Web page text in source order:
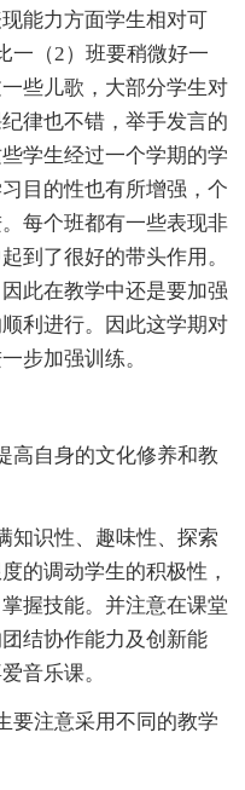
能力方面学生相对可
一（2）班要稍微好一
些儿歌，大部分学生对
律也不错，举手发言的
学生经过一个学期的学
目的性也有所增强，个
每个班都有一些表现非
到了很好的带头作用。
此在教学中还是要加强
利进行。因此这学期对
步加强训练。
高自身的文化修养和教
知识性、趣味性、探索
的调动学生的积极性，
握技能。并注意在课堂
结协作能力及创新能
音乐课。
要注意采用不同的教学